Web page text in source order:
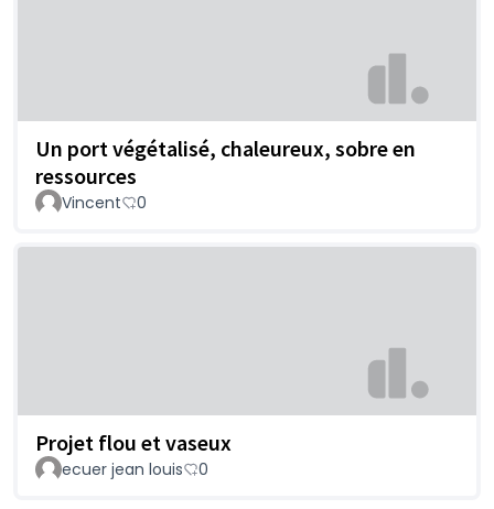
Un port végétalisé, chaleureux, sobre en
ressources
Vincent 0
Projet flou et vaseux
ecuer jean louis 0